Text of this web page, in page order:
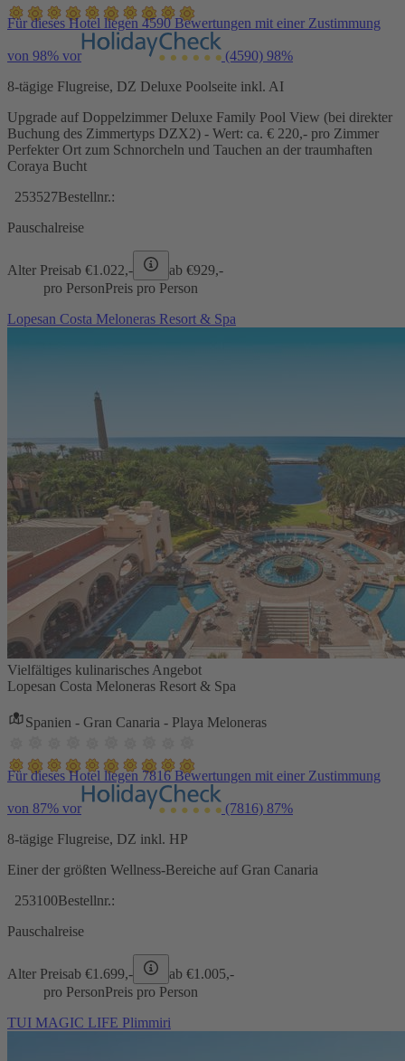
Für dieses Hotel liegen 4590 Bewertungen mit einer Zustimmung
von 98% vor (4590) 98%
8-tägige Flugreise, DZ Deluxe Poolseite inkl. AI
Upgrade auf Doppelzimmer Deluxe Family Pool View (bei direkter
Buchung des Zimmertyps DZX2) - Wert: ca. € 220,- pro Zimmer
Perfekter Ort zum Schnorcheln und Tauchen an der traumhaften
Coraya Bucht
253527Bestellnr.:
Pauschalreise
Alter Preisab €1.022,- ab €929,-
pro PersonPreis pro Person
Lopesan Costa Meloneras Resort & Spa
Vielfältiges kulinarisches Angebot
Lopesan Costa Meloneras Resort & Spa
Spanien - Gran Canaria - Playa Meloneras
Für dieses Hotel liegen 7816 Bewertungen mit einer Zustimmung
von 87% vor (7816) 87%
8-tägige Flugreise, DZ inkl. HP
Einer der größten Wellness-Bereiche auf Gran Canaria
253100Bestellnr.:
Pauschalreise
Alter Preisab €1.699,- ab €1.005,-
pro PersonPreis pro Person
TUI MAGIC LIFE Plimmiri